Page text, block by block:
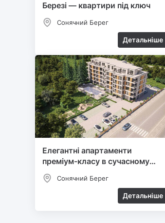
Березі — квартири під ключ
Сонячний Берег
Детальніше
Елегантні апартаменти
преміум-класу в сучасному
комплексі
Сонячний Берег
Детальніше